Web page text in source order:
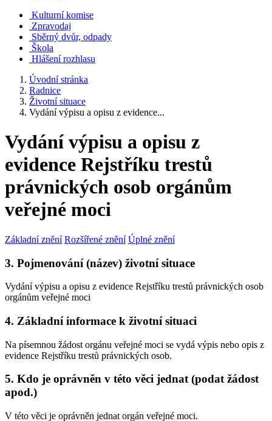
Kulturní komise
Zpravodaj
Sběrný dvůr, odpady
Škola
Hlášení rozhlasu
Úvodní stránka
Radnice
Životní situace
Vydání výpisu a opisu z evidence...
Vydání výpisu a opisu z
evidence Rejstříku trestů
právnických osob orgánům
veřejné moci
Základní znění Rozšířené znění Úplné znění
3. Pojmenování (název) životní situace
Vydání výpisu a opisu z evidence Rejstříku trestů právnických osob
orgánům veřejné moci
4. Základní informace k životní situaci
Na písemnou žádost orgánu veřejné moci se vydá výpis nebo opis z
evidence Rejstříku trestů právnických osob.
5. Kdo je oprávněn v této věci jednat (podat žádost
apod.)
V této věci je oprávněn jednat orgán veřejné moci.